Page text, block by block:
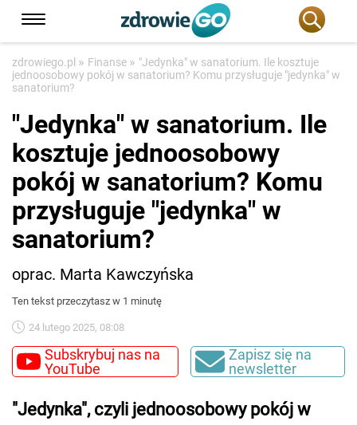
zdrowiego.pl » Finanse » "Jedynka" w sanatorium. Ile kosztuje
jednoosobowy pokój w sanatorium? Komu przysługuje "jedynka" w
sanatorium?
"Jedynka" w sanatorium. Ile
kosztuje jednoosobowy
pokój w sanatorium? Komu
przysługuje "jedynka" w
sanatorium?
oprac. Marta Kawczyńska
Ten tekst przeczytasz w 1 minutę
24 lutego 2025, 08:08
Subskrybuj nas na
YouTube
Zapisz się na
newsletter
"Jedynka", czyli jednoosobowy pokój w